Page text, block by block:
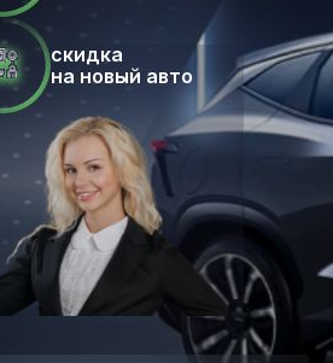
скидка
на новый авто